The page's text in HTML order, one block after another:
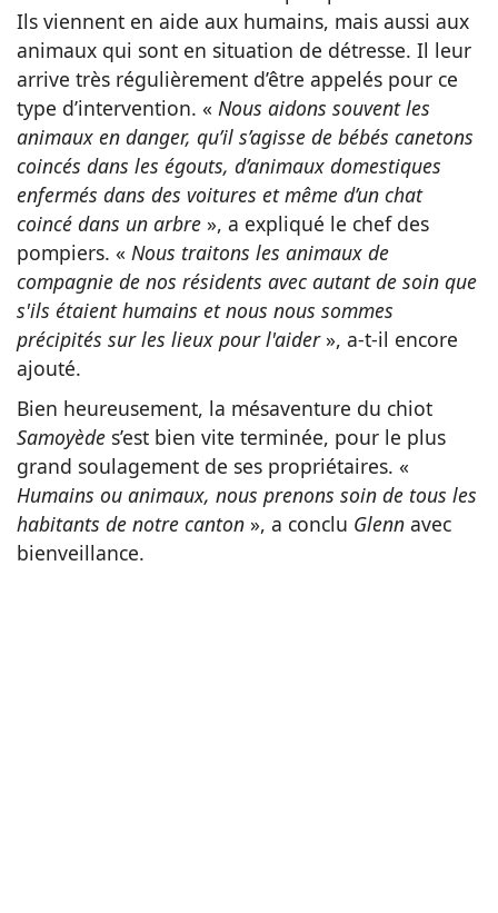
Ils viennent en aide aux humains, mais aussi aux
animaux qui sont en situation de détresse. Il leur
arrive très régulièrement d’être appelés pour ce
type d’intervention. « Nous aidons souvent les
animaux en danger, qu’il s’agisse de bébés canetons
coincés dans les égouts, d’animaux domestiques
enfermés dans des voitures et même d’un chat
coincé dans un arbre », a expliqué le chef des
pompiers. « Nous traitons les animaux de
compagnie de nos résidents avec autant de soin que
s'ils étaient humains et nous nous sommes
précipités sur les lieux pour l'aider », a-t-il encore
ajouté.
Bien heureusement, la mésaventure du chiot
Samoyède s’est bien vite terminée, pour le plus
grand soulagement de ses propriétaires. «
Humains ou animaux, nous prenons soin de tous les
habitants de notre canton », a conclu Glenn avec
bienveillance.